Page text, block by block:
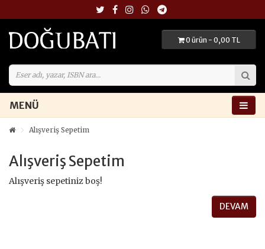
0 ürün - 0,00 TL
MENÜ
Alışveriş Sepetim
Alışveriş Sepetim
Alışveriş sepetiniz boş!
DEVAM